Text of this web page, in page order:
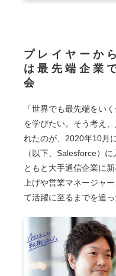
プレイヤーか
は最先端企業
会
「世界でも最先端をい
を学びたい。そう考え
れたのが、2020年10月
（以下、Salesforce）
ともと大手通信企業に
上げや営業マネージャ
て活躍に至るまでを追